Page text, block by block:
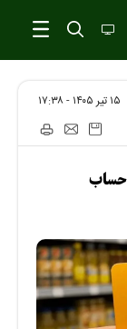
۱۵ تير ۱۴۰۵ - ۱۷:۳۸
حساب